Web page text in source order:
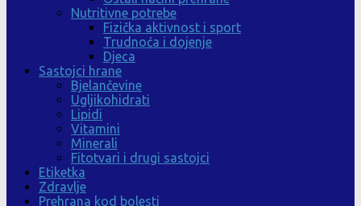
Nutritivne potrebe
Fizička aktivnost i sport
Trudnoća i dojenje
Djeca
Sastojci hrane
Bjelančevine
Ugljikohidrati
Lipidi
Vitamini
Minerali
Fitotvari i drugi sastojci
Etiketka
Zdravlje
Prehrana kod bolesti